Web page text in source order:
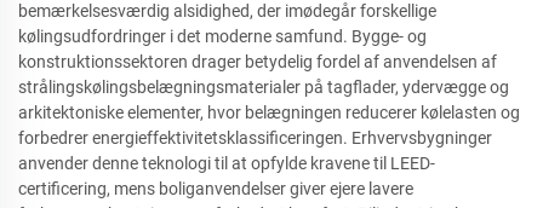
bemærkelsesværdig alsidighed, der imødegår forskellige
kølingsudfordringer i det moderne samfund. Bygge- og
konstruktionssektoren drager betydelig fordel af anvendelsen af
strålingskølingsbelægningsmaterialer på tagflader, ydervægge og
arkitektoniske elementer, hvor belægningen reducerer kølelasten og
forbedrer energieffektivitetsklassificeringen. Erhvervsbygninger
anvender denne teknologi til at opfylde kravene til LEED-
certificering, mens boliganvendelser giver ejere lavere